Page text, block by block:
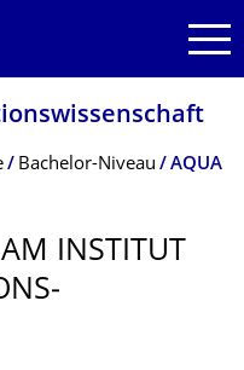
Bachelor-Niveau AQUA
INSTITUT